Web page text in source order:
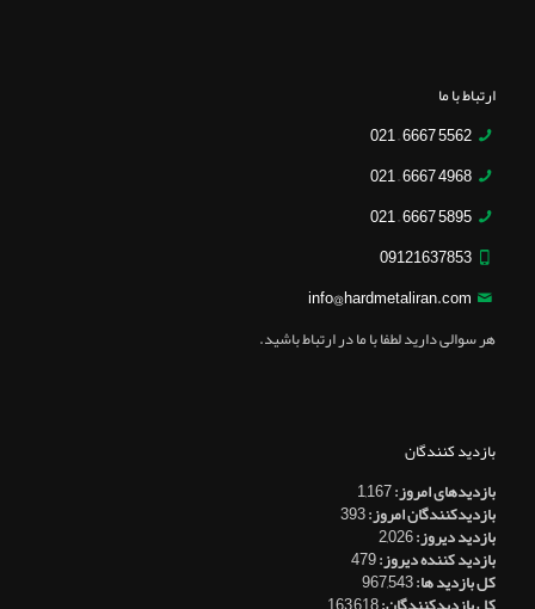
ارتباط با ما
5562 6667 – 021
4968 6667 – 021
5895 6667 – 021
09121637853
info@hardmetaliran.com
هر سوالی دارید لطفا با ما در ارتباط باشید.
بازدید کنندگان
بازدیدهای امروز:1,167
بازدیدکنندگان امروز:393
بازدید دیروز:2,026
بازدید کننده دیروز:479
کل بازدید ها:967,543